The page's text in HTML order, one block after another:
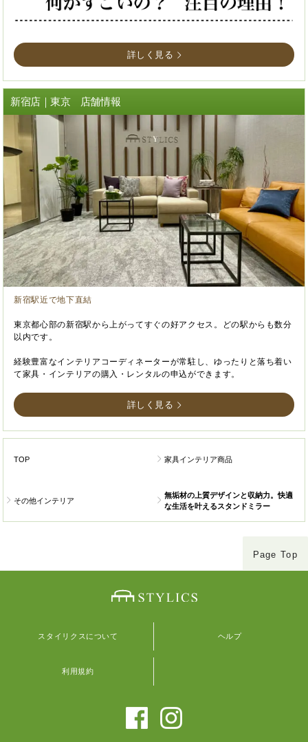
詳しく見る
新宿店｜東京 店舗情報
新宿駅近で地下直結
東京都心部の新宿駅から上がってすぐの好アクセス。どの駅からも数分
以内です。
経験豊富なインテリアコーディネーターが常駐し、ゆったりと落ち着い
て家具・インテリアの購入・レンタルの申込ができます。
詳しく見る
TOP 家具インテリア商品
その他インテリア
無垢材の上質デザインと収納力。快適
な生活を叶えるスタンドミラー
Page Top
スタイリクスについて ヘルプ
利用規約